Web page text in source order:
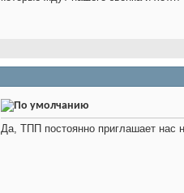
Да, ТПП постоянно приглашает нас